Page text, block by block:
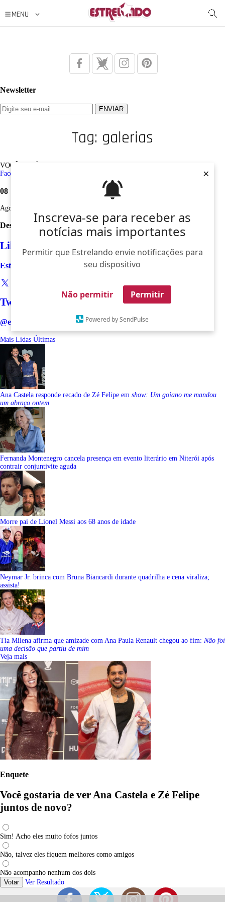
Inscreva-se para receber as
notícias mais importantes
Permitir que Estrelando envie notificações para
seu dispositivo
Não permitir Permitir
Powered by SendPulse
×
Newsletter
Tag: galerias
VOCÊ ESTÁ AQUI: Tag /
Facebook
08
Ago
Desculpe, não foi encontrado nenhum registro sobre: galerias
Like
Estrelando
Twitter
@estrelando
Mais Lidas Últimas
Ana Castela responde recado de Zé Felipe em show: Um goiano me mandou
um abraço ontem
Fernanda Montenegro cancela presença em evento literário em Niterói após
contrair conjuntivite aguda
Morre pai de Lionel Messi aos 68 anos de idade
Neymar Jr. brinca com Bruna Biancardi durante quadrilha e cena viraliza;
assista!
Tia Milena afirma que amizade com Ana Paula Renault chegou ao fim: Não foi
uma decisão que partiu de mim
Veja mais
Enquete
Você gostaria de ver Ana Castela e Zé Felipe
juntos de novo?
Sim! Acho eles muito fofos juntos
Não, talvez eles fiquem melhores como amigos
Não acompanho nenhum dos dois
Votar
Ver Resultado